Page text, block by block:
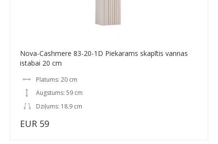
Nova-Cashmere 83-20-1D Piekarams skapītis vannas
istabai 20 cm
Platums: 20 cm
Augstums: 59 cm
Dziļums: 18.9 cm
EUR 59